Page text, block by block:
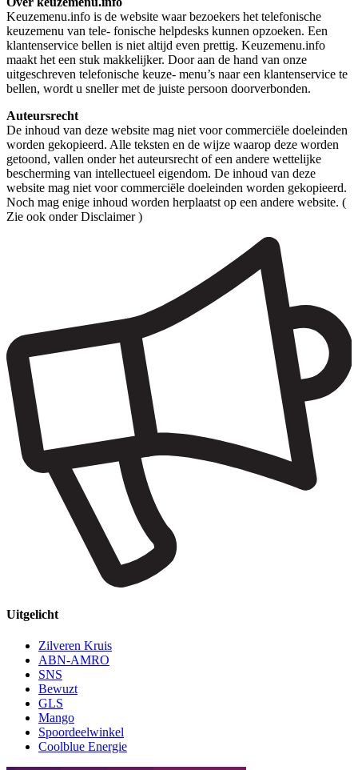
Keuzemenu.info is de website waar bezoekers het telefonische
keuzemenu van tele- fonische helpdesks kunnen opzoeken. Een
klantenservice bellen is niet altijd even prettig. Keuzemenu.info
maakt het een stuk makkelijker. Door aan de hand van onze
uitgeschreven telefonische keuze- menu’s naar een klantenservice te
bellen, wordt u sneller met de juiste persoon doorverbonden.
Auteursrecht
De inhoud van deze website mag niet voor commerciële doeleinden
worden gekopieerd. Alle teksten en de wijze waarop deze worden
getoond, vallen onder het auteursrecht of een andere wettelijke
bescherming van intellectueel eigendom. De inhoud van deze
website mag niet voor commerciële doeleinden worden gekopieerd.
Noch mag enige inhoud worden herplaatst op een andere website. (
Zie ook onder Disclaimer )
Uitgelicht
Zilveren Kruis
ABN-AMRO
SNS
Bewuzt
GLS
Mango
Spoordeelwinkel
Coolblue Energie